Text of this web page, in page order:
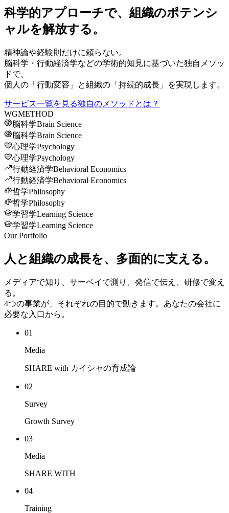
科学的アプローチで、 組織のポテンシ
ャルを解放する。
精神論や経験則だけに頼らない。
脳科学・行動経済学などの学術的知見に基づいた独自メソッ
ドで、
個人の「行動変容」と組織の「持続的成長」を実現します。
サービス一覧を見る独自のメソッドとは？
WGMETHOD
脳科学Brain Science
脳科学Brain Science
心理学Psychology
心理学Psychology
行動経済学Behavioral Economics
行動経済学Behavioral Economics
哲学Philosophy
哲学Philosophy
学習学Learning Science
学習学Learning Science
Our Portfolio
人と組織の成長を、 多面的に支える。
メディアで知り、サーベイで測り、発信で伝え、研修で変え
る。
4つの事業が、それぞれの目的で動きます。あなたの会社に
必要な入口から。
01
Media
SHARE with カイシャの育成論
02
Survey
Growth Survey
03
Media
SHARE WITH
04
Training